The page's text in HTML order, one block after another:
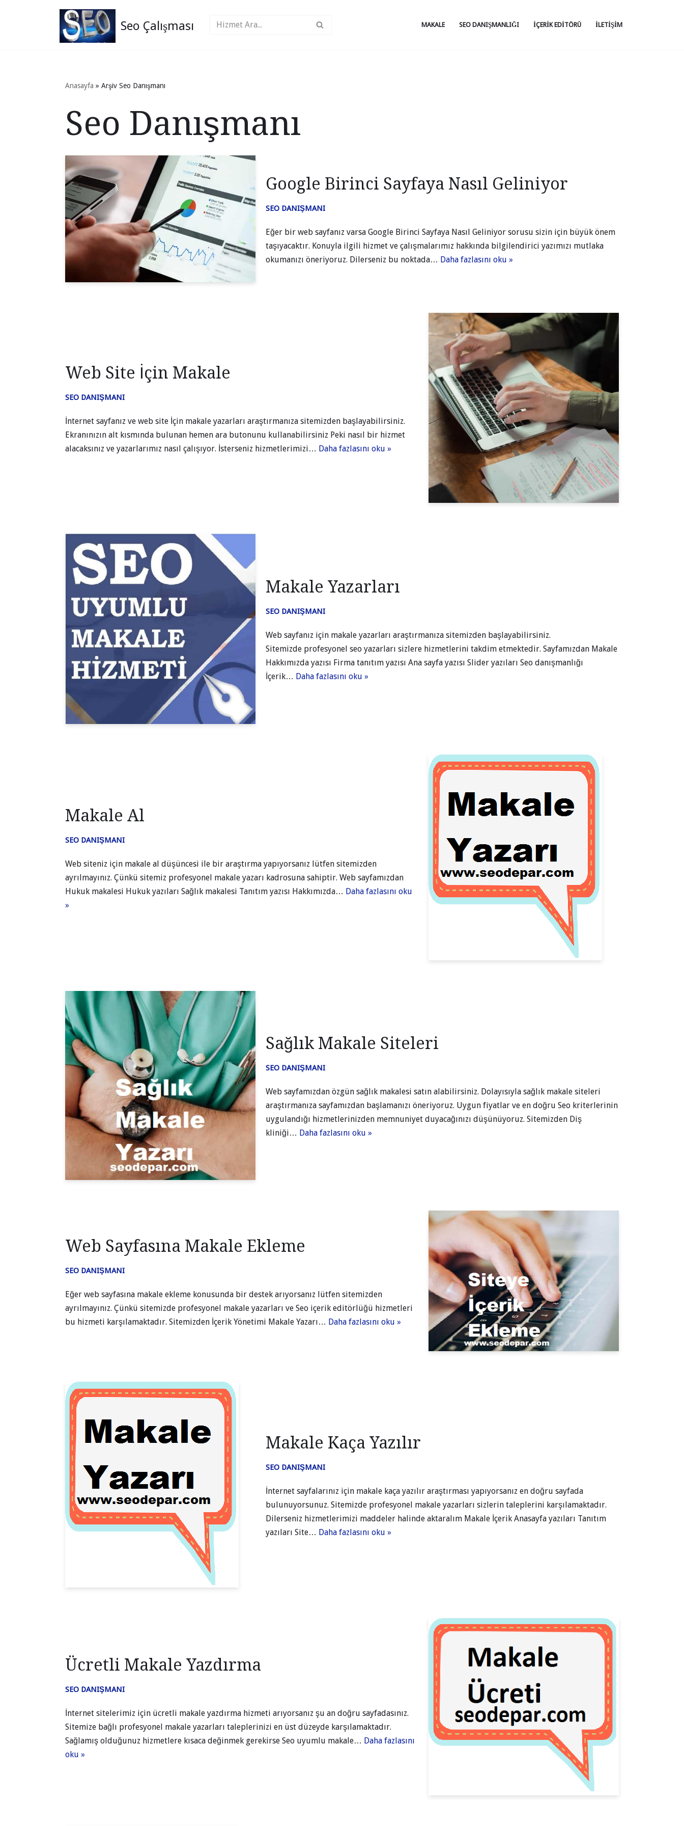
Seo Çalışması MAKALE SEO DANIŞMANLIĞI İÇERIK EDITÖRÜ İLETIŞIM
Anasayfa »Arşiv Seo Danışmanı
Seo Danışmanı
Google Birinci Sayfaya Nasıl Geliniyor
SEO DANIŞMANI
Eğer bir web sayfanız varsa Google Birinci Sayfaya Nasıl Geliniyor sorusu sizin için büyük önem
taşıyacaktır. Konuyla ilgili hizmet ve çalışmalarımız hakkında bilgilendirici yazımızı mutlaka
okumanızı öneriyoruz. Dilerseniz bu noktada… Daha fazlasını oku »
Web Site İçin Makale
SEO DANIŞMANI
İnternet sayfanız ve web site İçin makale yazarları araştırmanıza sitemizden başlayabilirsiniz.
Ekranınızın alt kısmında bulunan hemen ara butonunu kullanabilirsiniz Peki nasıl bir hizmet
alacaksınız ve yazarlarımız nasıl çalışıyor. İsterseniz hizmetlerimizi… Daha fazlasını oku »
Makale Yazarları
SEO DANIŞMANI
Web sayfanız için makale yazarları araştırmanıza sitemizden başlayabilirsiniz.
Sitemizde profesyonel seo yazarları sizlere hizmetlerini takdim etmektedir. Sayfamızdan Makale
Hakkımızda yazısı Firma tanıtım yazısı Ana sayfa yazısı Slider yazıları Seo danışmanlığı
İçerik… Daha fazlasını oku »
Makale Al
SEO DANIŞMANI
Web siteniz için makale al düşüncesi ile bir araştırma yapıyorsanız lütfen sitemizden
ayrılmayınız. Çünkü sitemiz profesyonel makale yazarı kadrosuna sahiptir. Web sayfamızdan
Hukuk makalesi Hukuk yazıları Sağlık makalesi Tanıtım yazısı Hakkımızda… Daha fazlasını oku
»
Sağlık Makale Siteleri
SEO DANIŞMANI
Web sayfamızdan özgün sağlık makalesi satın alabilirsiniz. Dolayısıyla sağlık makale siteleri
araştırmanıza sayfamızdan başlamanızı öneriyoruz. Uygun fiyatlar ve en doğru Seo kriterlerinin
uygulandığı hizmetlerinizden memnuniyet duyacağınızı düşünüyoruz. Sitemizden Diş
kliniği… Daha fazlasını oku »
Web Sayfasına Makale Ekleme
SEO DANIŞMANI
Eğer web sayfasına makale ekleme konusunda bir destek arıyorsanız lütfen sitemizden
ayrılmayınız. Çünkü sitemizde profesyonel makale yazarları ve Seo içerik editörlüğü hizmetleri
bu hizmeti karşılamaktadır. Sitemizden İçerik Yönetimi Makale Yazarı… Daha fazlasını oku »
Makale Kaça Yazılır
SEO DANIŞMANI
İnternet sayfalarınız için makale kaça yazılır araştırması yapıyorsanız en doğru sayfada
bulunuyorsunuz. Sitemizde profesyonel makale yazarları sizlerin taleplerini karşılamaktadır.
Dilerseniz hizmetlerimizi maddeler halinde aktaralım Makale İçerik Anasayfa yazıları Tanıtım
yazıları Site… Daha fazlasını oku »
Ücretli Makale Yazdırma
SEO DANIŞMANI
İnternet sitelerimiz için ücretli makale yazdırma hizmeti arıyorsanız şu an doğru sayfadasınız.
Sitemize bağlı profesyonel makale yazarları taleplerinizi en üst düzeyde karşılamaktadır.
Sağlamış olduğunuz hizmetlere kısaca değinmek gerekirse Seo uyumlu makale… Daha fazlasını
oku »